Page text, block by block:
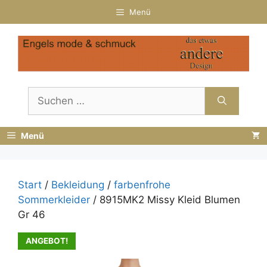
Inhalt
springen
Menü
nach:
Menü
Start / Bekleidung / farbenfrohe
Sommerkleider / 8915MK2 Missy Kleid Blumen
Gr 46
ANGEBOT!